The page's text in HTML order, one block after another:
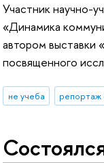
Участник научно-
«Динамика
автором выставки
посвященного
не учеба репортаж